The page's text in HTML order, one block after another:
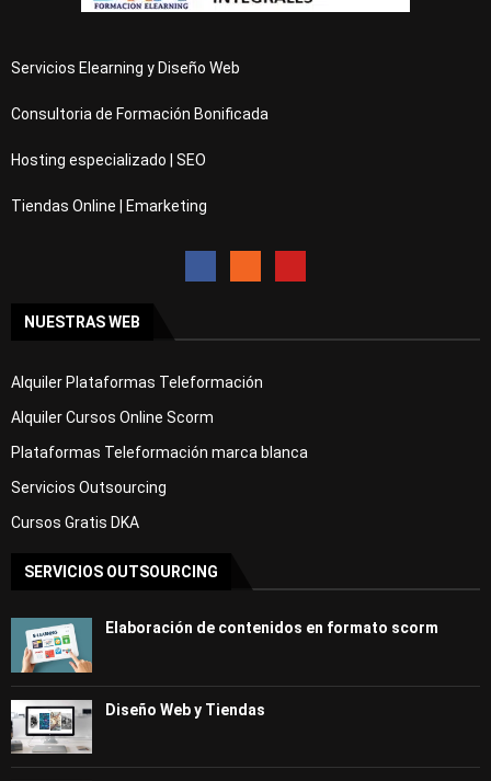
Servicios Elearning y Diseño Web
Consultoria de Formación Bonificada
Hosting especializado | SEO
Tiendas Online | Emarketing
NUESTRAS WEB
Alquiler Plataformas Teleformación
Alquiler Cursos Online Scorm
Plataformas Teleformación marca blanca
Servicios Outsourcing
Cursos Gratis DKA
SERVICIOS OUTSOURCING
Elaboración de contenidos en formato scorm
Diseño Web y Tiendas